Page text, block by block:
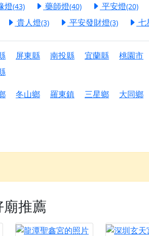
會不只是超薦與普渡，更是一份對祖
十方善信大德隨喜贊普，為祖先親眷
省力又積福！「玉皇大帝 大天尊」
方善信大德蒞臨參香祝壽，同沐母娘慈
讓我們用善念與功德，迴向冥陽兩利
普施眾生・慎終追遠・廣植福田
請大小朋友一起留下珍貴的家庭回憶
一份心意；一句感謝，一生難忘。
祥月不只有普渡祈福，也有一份感謝守
摯邀請十方善信大德攜家帶眷前來參香
燈(43) 藥師燈(40) 平安燈(20)
貴人燈(3) 平安發財燈(3) 七
屏東縣 南投縣 宜蘭縣 桃園市
冬山鄉 羅東鎮 三星鄉 大同鄉
推薦